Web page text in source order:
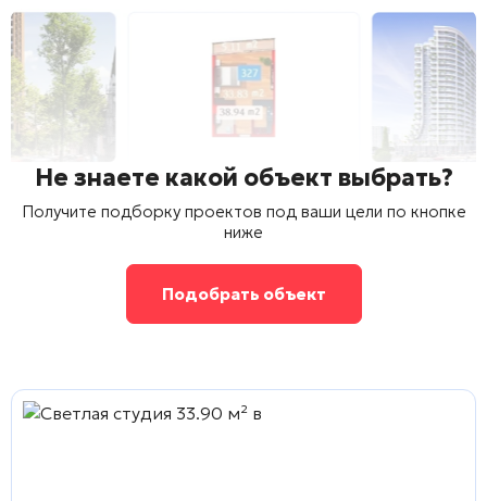
Не знаете какой объект выбрать?
Получите подборку проектов под ваши цели по кнопке
ниже
Подобрать объект